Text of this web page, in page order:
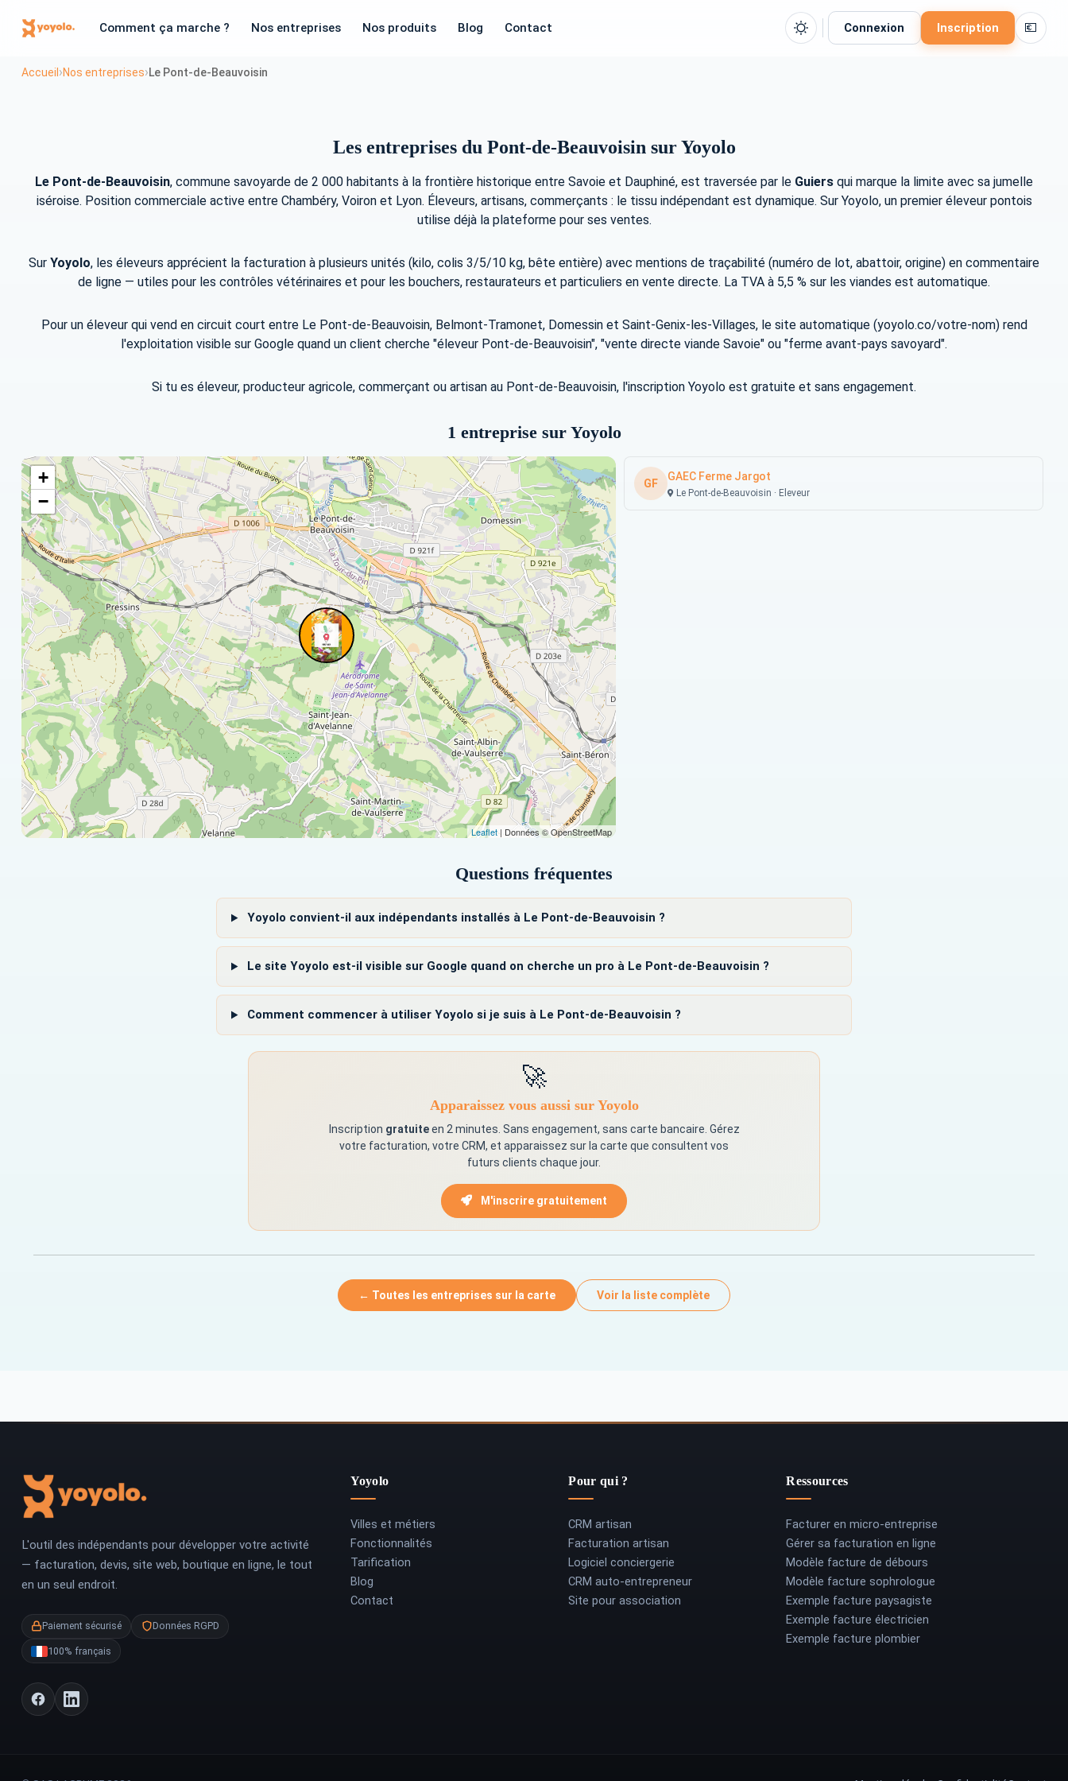
Comment ça marche ? Nos entreprises Nos produits Blog Contact Connexion Inscription 💶
Accueil ›Nos entreprises›Le Pont-de-Beauvoisin
Les entreprises du Pont-de-Beauvoisin sur Yoyolo
Le Pont-de-Beauvoisin, commune savoyarde de 2 000 habitants à la frontière historique entre Savoie et Dauphiné, est traversée par le Guiers qui marque la limite avec sa jumelle
iséroise. Position commerciale active entre Chambéry, Voiron et Lyon. Éleveurs, artisans, commerçants : le tissu indépendant est dynamique. Sur Yoyolo, un premier éleveur pontois
utilise déjà la plateforme pour ses ventes.
Sur Yoyolo, les éleveurs apprécient la facturation à plusieurs unités (kilo, colis 3/5/10 kg, bête entière) avec mentions de traçabilité (numéro de lot, abattoir, origine) en commentaire
de ligne — utiles pour les contrôles vétérinaires et pour les bouchers, restaurateurs et particuliers en vente directe. La TVA à 5,5 % sur les viandes est automatique.
Pour un éleveur qui vend en circuit court entre Le Pont-de-Beauvoisin, Belmont-Tramonet, Domessin et Saint-Genix-les-Villages, le site automatique (yoyolo.co/votre-nom) rend
l'exploitation visible sur Google quand un client cherche "éleveur Pont-de-Beauvoisin", "vente directe viande Savoie" ou "ferme avant-pays savoyard".
Si tu es éleveur, producteur agricole, commerçant ou artisan au Pont-de-Beauvoisin, l'inscription Yoyolo est gratuite et sans engagement.
1 entreprise sur Yoyolo
+
−
Leaflet| Données © OpenStreetMap
GF
GAEC Ferme Jargot
Le Pont-de-Beauvoisin · Eleveur
Questions fréquentes
Yoyolo convient-il aux indépendants installés à Le Pont-de-Beauvoisin ?
Le site Yoyolo est-il visible sur Google quand on cherche un pro à Le Pont-de-Beauvoisin ?
Comment commencer à utiliser Yoyolo si je suis à Le Pont-de-Beauvoisin ?
🚀
Apparaissez vous aussi sur Yoyolo
Inscription gratuiteen 2 minutes. Sans engagement, sans carte bancaire. Gérez
votre facturation, votre CRM, et apparaissez sur la carte que consultent vos
futurs clients chaque jour.
M'inscrire gratuitement
← Toutes les entreprises sur la carte Voir la liste complète
L'outil des indépendants pour développer votre activité
— facturation, devis, site web, boutique en ligne, le tout
en un seul endroit.
Paiement sécurisé Données RGPD
100% français
Yoyolo
Villes et métiers
Fonctionnalités
Tarification
Blog
Contact
Pour qui ?
CRM artisan
Facturation artisan
Logiciel conciergerie
CRM auto-entrepreneur
Site pour association
Ressources
Facturer en micro-entreprise
Gérer sa facturation en ligne
Modèle facture de débours
Modèle facture sophrologue
Exemple facture paysagiste
Exemple facture électricien
Exemple facture plombier